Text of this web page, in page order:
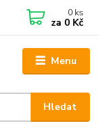
Menu
Hledat
0 ks
za 0 Kč